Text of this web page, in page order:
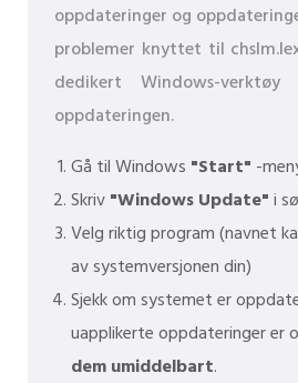
oppdateringer og
problemer knyttet til
dedikert Windows-
oppdateringen.
Gå til Windows "Start" -
Skriv"Windows Update"i
Velg riktig program (navnet
av systemversjonen din)
Sjekk om systemet er
uapplikerte oppdateringer er
dem umiddelbart.